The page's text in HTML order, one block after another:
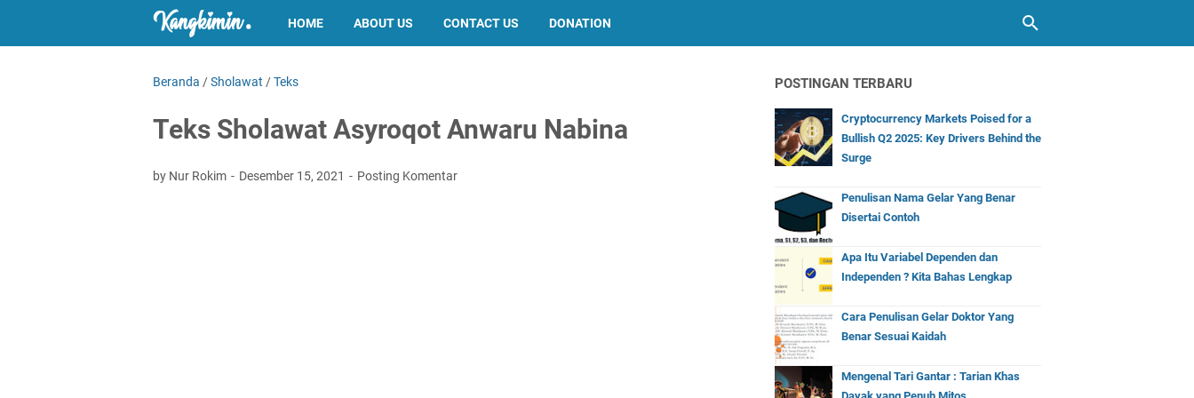
HOME ABOUT US CONTACT US DONATION
Beranda /Sholawat /Teks
Teks Sholawat Asyroqot Anwaru Nabina
by Nur Rokim Desember 15, 2021 Posting Komentar
POSTINGAN TERBARU
Cryptocurrency Markets Poised for a
Bullish Q2 2025: Key Drivers Behind the
Surge
Penulisan Nama Gelar Yang Benar
Disertai Contoh
Apa Itu Variabel Dependen dan
Independen ? Kita Bahas Lengkap
Cara Penulisan Gelar Doktor Yang
Benar Sesuai Kaidah
Mengenal Tari Gantar : Tarian Khas